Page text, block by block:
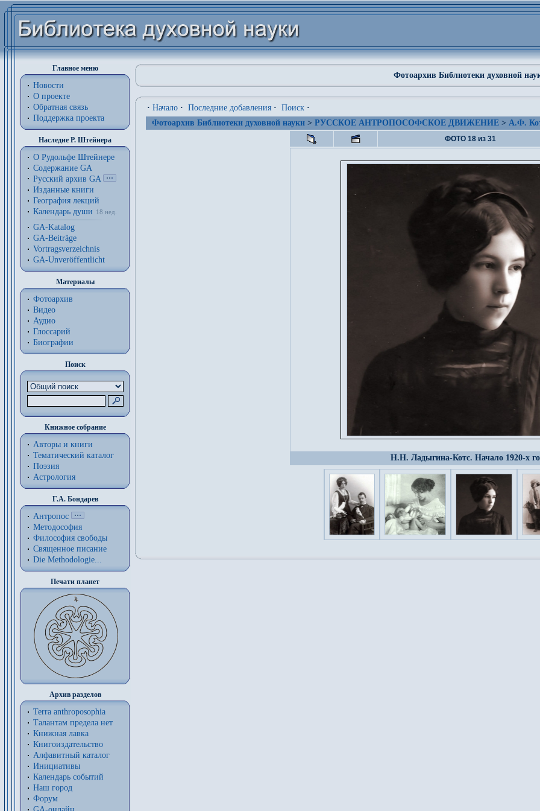
Главное меню
Новости
О проекте
Обратная связь
Поддержка проекта
Наследие Р. Штейнера
О Рудольфе Штейнере
Содержание GA
Русский архив GA
Изданные книги
География лекций
Календарь души
18 нед.
GA-Katalog
GA-Beiträge
Vortragsverzeichnis
GA-Unveröffentlicht
Материалы
Фотоархив
Видео
Аудио
Глоссарий
Биографии
Поиск
Книжное собрание
Авторы и книги
Тематический каталог
Поэзия
Астрология
Г.А. Бондарев
Антропос
Методософия
Философия cвободы
Священное писание
Die Methodologie...
Печати планет
Архив разделов
Terra anthroposophia
Талантам предела нет
Книжная лавка
Книгоиздательство
Алфавитный каталог
Инициативы
Календарь событий
Наш город
Форум
Фотоархив Библиотеки духовной
· Начало · Последние добавления · Поиск ·
Фотоархив Библиотеки духовной науки > РУССКОЕ АНТРОПОСОФСКОЕ ДВИЖЕНИЕ > А.Ф.
ФОТО 18 из 31
Н.Н. Ладыгина-Котс. Начало 1920-х